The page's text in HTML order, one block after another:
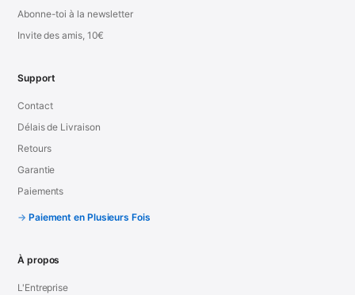
Abonne-toi à la newsletter
Invite des amis, 10€
Support
Contact
Délais de Livraison
Retours
Garantie
Paiements
Paiement en Plusieurs Fois
À propos
L'Entreprise